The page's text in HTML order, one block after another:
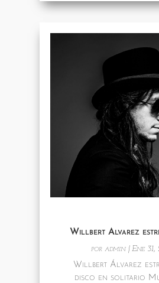
Willbert Alvarez
por admin| Ene 31,
Willbert Álvarez
disco en solitario